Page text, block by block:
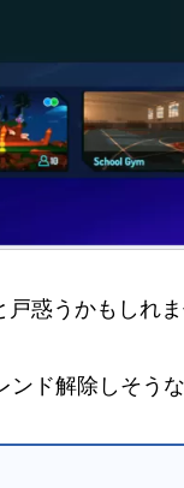
惑うかもしれま
ド解除しそう